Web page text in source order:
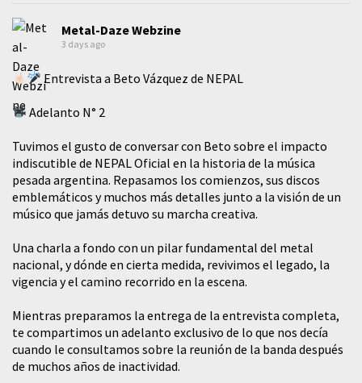
Metal-Daze Webzine
3 days ago
Entrevista a Beto Vázquez de NEPAL
Adelanto N° 2
Tuvimos el gusto de conversar con Beto sobre el impacto
indiscutible de NEPAL Oficial en la historia de la música
pesada argentina. Repasamos los comienzos, sus discos
emblemáticos y muchos más detalles junto a la visión de un
músico que jamás detuvo su marcha creativa.
​Una charla a fondo con un pilar fundamental del metal
nacional, y dónde en cierta medida, revivimos el legado, la
vigencia y el camino recorrido en la escena.
Mientras preparamos la entrega de la entrevista completa,
te compartimos un adelanto exclusivo de lo que nos decía
cuando le consultamos sobre la reunión de la banda después
de muchos años de inactividad.